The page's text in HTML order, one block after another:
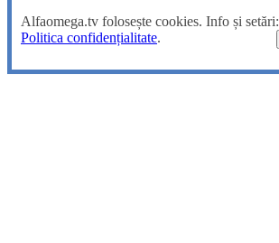
Alfaomega.tv folosește cookies. Info și setări:
Politica confidențialitate.